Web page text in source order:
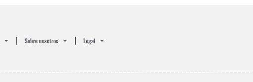
Sobre nosotros Legal